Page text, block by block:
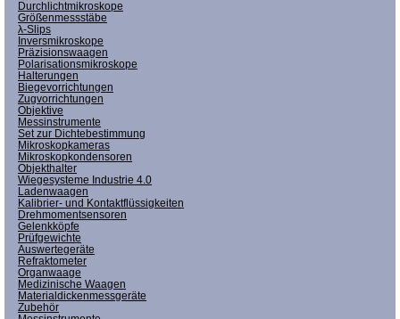
Durchlichtmikroskope
Größenmessstäbe
λ-Slips
Inversmikroskope
Präzisionswaagen
Polarisationsmikroskope
Halterungen
Biegevorrichtungen
Zugvorrichtungen
Objektive
Messinstrumente
Set zur Dichtebestimmung
Mikroskopkameras
Mikroskopkondensoren
Objekthalter
Wiegesysteme Industrie 4.0
Ladenwaagen
Kalibrier- und Kontaktflüssigkeiten
Drehmomentsensoren
Gelenkköpfe
Prüfgewichte
Auswertegeräte
Refraktometer
Organwaage
Medizinische Waagen
Materialdickenmessgeräte
Zubehör